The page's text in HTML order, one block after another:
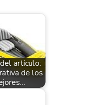
artículo:
de los